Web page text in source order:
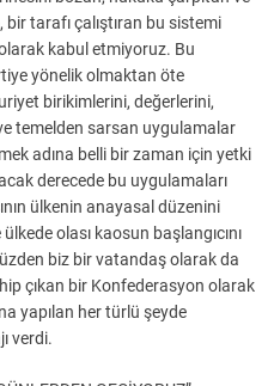
tarafı çalıştıran bu sistemi
kabul etmiyoruz. Bu
yönelik olmaktan öte
birikimlerini, değerlerini,
temelden sarsan uygulamalar
adına belli bir zaman için yetki
derecede bu uygulamaları
ülkenin anayasal düzenini
olası kaosun başlangıcını
biz bir vatandaş olarak da
çıkan bir Konfederasyon olarak
yapılan her türlü şeyde
verdi.